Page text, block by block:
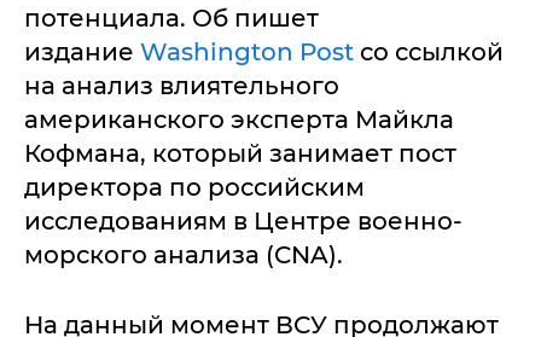
потенциала. Об пишет
издание Washington Post со ссылкой
на анализ влиятельного
американского эксперта Майкла
Кофмана, который занимает пост
директора по российским
исследованиям в Центре военно-
морского анализа (CNA).
На данный момент ВСУ продолжают